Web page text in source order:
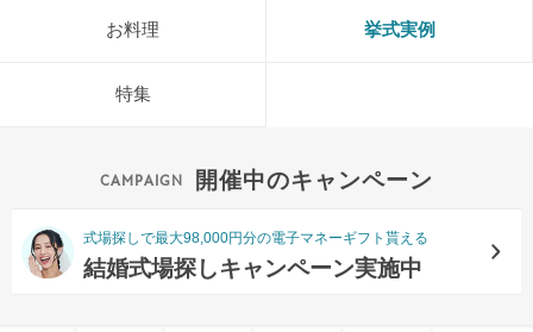
お料理 挙式実例
特集
開催中のキャンペーン
式場探しで最大98,000円分の電子マネーギフト貰える
結婚式場探しキャンペーン実施中